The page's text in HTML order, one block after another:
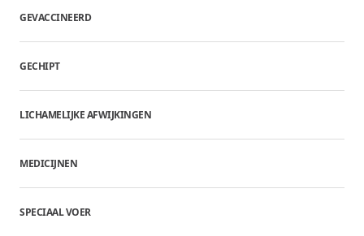
GEVACCINEERD
GECHIPT
LICHAMELIJKE AFWIJKINGEN
MEDICIJNEN
SPECIAAL VOER